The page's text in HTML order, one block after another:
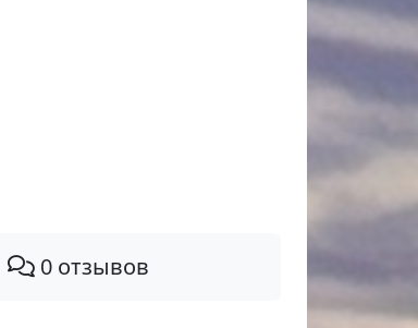
0 отзывов